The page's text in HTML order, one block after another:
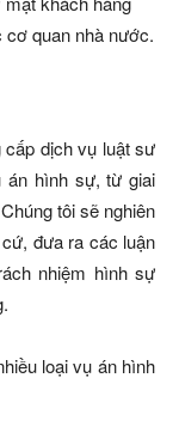
quan nhà nước.
dịch vụ luật sư
án hình sự, từ giai
tôi sẽ nghiên
đưa ra các luận
nhiệm hình sự
loại vụ án hình